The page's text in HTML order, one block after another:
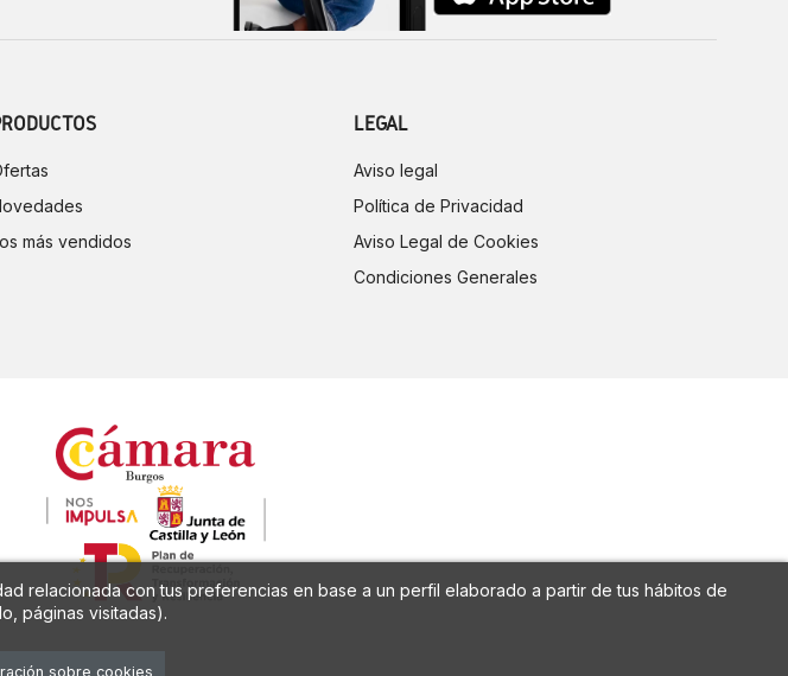
relacionada con tus preferencias en base a un perfil elaborado a partir de tus hábitos de
páginas visitadas).
sobre cookies
más vendidos
LEGAL
Aviso legal
Política de Privacidad
Aviso Legal de Cookies
Condiciones Generales